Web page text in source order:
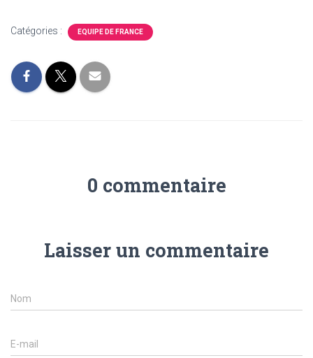
Catégories : EQUIPE DE FRANCE
0 commentaire
Laisser un commentaire
Nom
E-mail